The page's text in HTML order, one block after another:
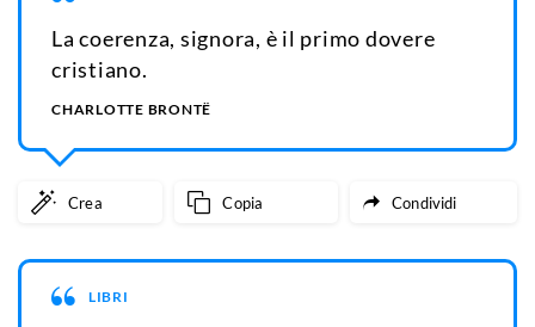
La coerenza, signora, è il primo dovere
cristiano.
CHARLOTTE BRONTË
Crea Copia Condividi
LIBRI